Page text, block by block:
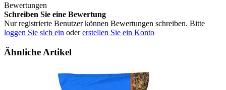
Bewertungen
Schreiben Sie eine Bewertung
Nur registrierte Benutzer können Bewertungen schreiben. Bitte
loggen Sie sich ein odererstellen Sie ein Konto
Ähnliche Artikel